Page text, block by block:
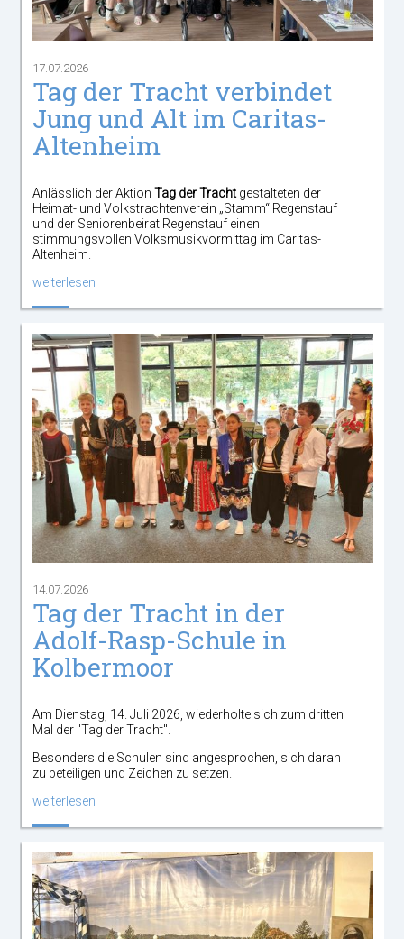
17.07.2026
Tag der Tracht verbindet
Jung und Alt im Caritas-
Altenheim
Anlässlich der AktionTag der Trachtgestalteten der
Heimat- und Volkstrachtenverein „Stamm“ Regenstauf
und der Seniorenbeirat Regenstauf einen
stimmungsvollen Volksmusikvormittag im Caritas-
Altenheim.
weiterlesen
14.07.2026
Tag der Tracht in der
Adolf-Rasp-Schule in
Kolbermoor
Am Dienstag, 14. Juli 2026, wiederholte sich zum dritten
Mal der "Tag der Tracht".
Besonders die Schulen sind angesprochen, sich daran
zu beteiligen und Zeichen zu setzen.
weiterlesen